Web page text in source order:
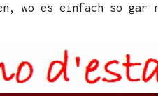
wo es einfach so gar